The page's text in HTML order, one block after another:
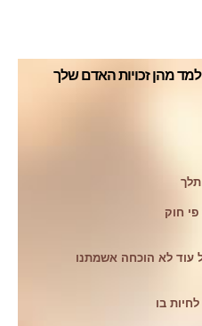
למד מהן זכויות האדם שלך